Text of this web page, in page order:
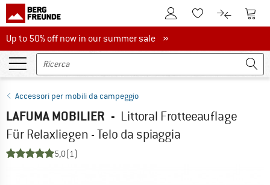
Al conto clienteAlla lista
Al Al
Up to 50% off now in our summer sale
Up to 50% off now in our summer sale »
Accessori per mobili da campeggio
LAFUMA MOBILIER - Littoral Frotteeauflage
Für Relaxliegen - Telo da spiaggia
5,0(1)